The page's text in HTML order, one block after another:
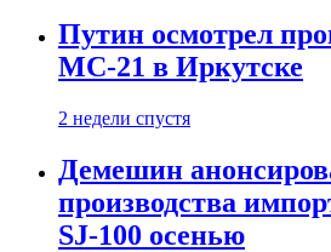
Путин осмотрел
МС-21 в Иркутске
2 недели спустя
Демешин
производства
SJ-100 осенью